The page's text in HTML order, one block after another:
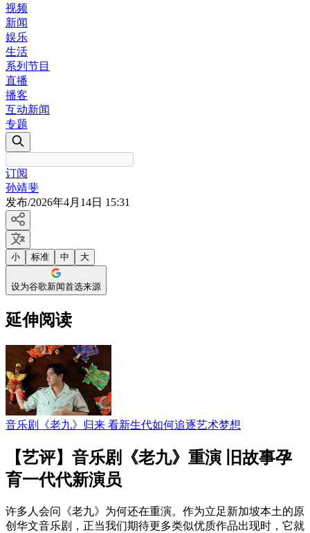
视频
新闻
娱乐
生活
系列节目
直播
播客
互动新闻
专题
订阅
孙靖斐
发布/2026年4月14日 15:31
小 标准 中 大
设为谷歌新闻首选来源
延伸阅读
音乐剧《老九》归来 看新生代如何追逐艺术梦想
【艺评】音乐剧《老九》重演 旧故事孕
育一代代新演员
许多人会问《老九》为何还在重演。作为立足新加坡本土的原
创华文音乐剧，正当我们期待更多类似优质作品出现时，它就